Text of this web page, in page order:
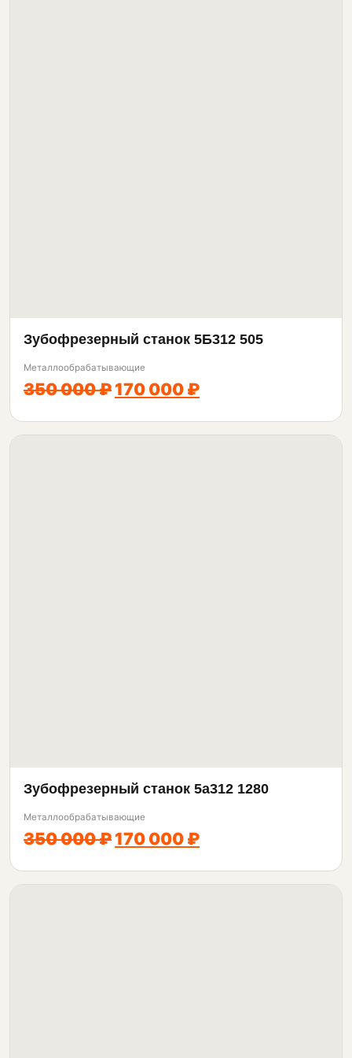
Зубофрезерный станок 5Б312 505
Металлообрабатывающие
350 000 ₽ 170 000 ₽
Зубофрезерный станок 5а312 1280
Металлообрабатывающие
350 000 ₽ 170 000 ₽